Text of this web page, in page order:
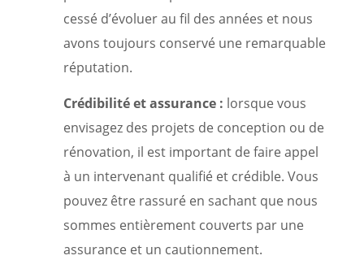
cessé d’évoluer au fil des années et nous
avons toujours conservé une remarquable
réputation.
Crédibilité et assurance : lorsque vous
envisagez des projets de conception ou de
rénovation, il est important de faire appel
à un intervenant qualifié et crédible. Vous
pouvez être rassuré en sachant que nous
sommes entièrement couverts par une
assurance et un cautionnement.